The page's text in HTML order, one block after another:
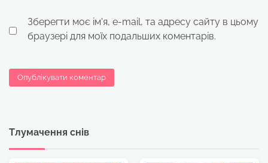
Зберегти моє ім'я, e-mail, та адресу сайту в цьому
браузері для моїх подальших коментарів.
Тлумачення снів